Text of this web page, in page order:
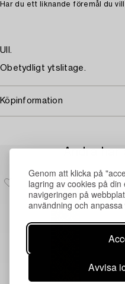
Genom att klicka på
lagring av cookies på
navigeringen på
användning och
Avvisa
Har du ett liknande föremål du
Ull.
Obetydligt ytslitage.
Köpinformation
Andra